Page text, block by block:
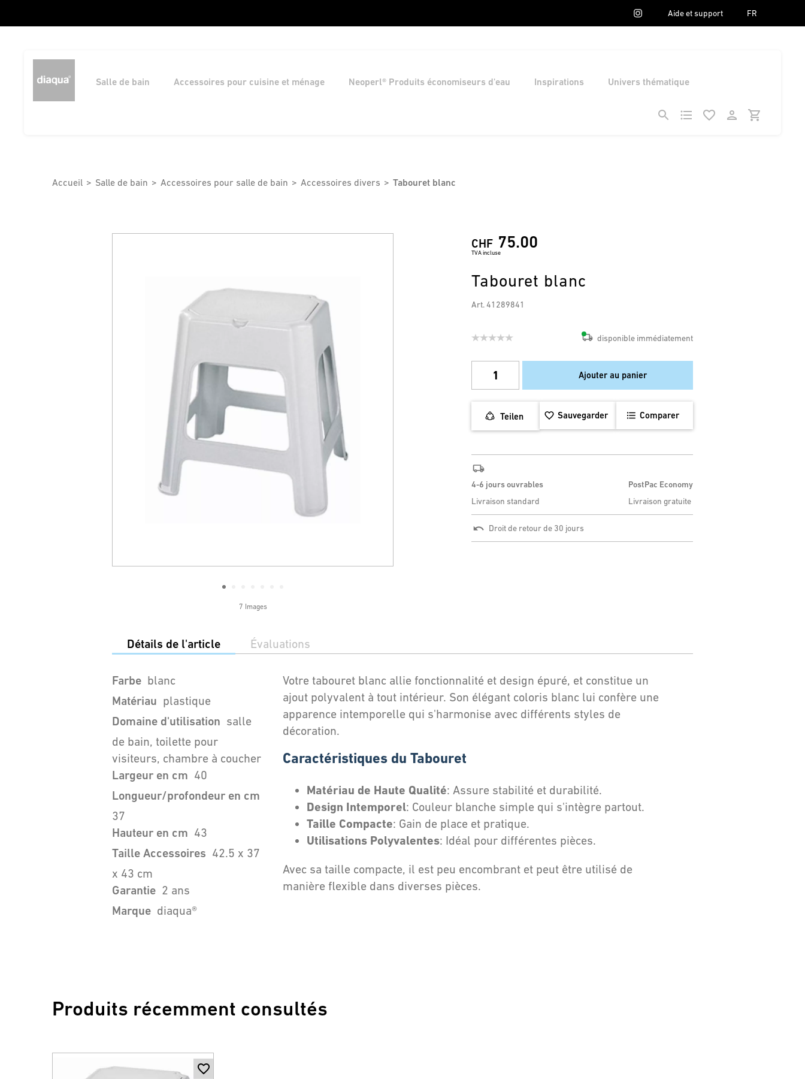
Aide et support FR
Salle de bain Accessoires pour cuisine et ménage Neoperl® Produits économiseurs d'eau Inspirations Univers thématique
Accueil Salle de bain Accessoires pour salle de bain Accessoires divers Tabouret blanc
7 Images
CHF 75.00
TVA incluse
Tabouret blanc
Art. 41289841
disponible immédiatement
Ajouter au panier
Teilen Sauvegarder Comparer
4-6 jours ouvrables
Livraison standard
PostPac Economy
Livraison gratuite
Droit de retour de 30 jours
Détails de l'article Évaluations
Farbe blanc
Matériau plastique
Domaine d'utilisation salle
de bain, toilette pour
visiteurs, chambre à coucher
Largeur en cm 40
Longueur/profondeur en cm
37
Hauteur en cm 43
Taille Accessoires 42.5 x 37
x 43 cm
Garantie 2 ans
Marque diaqua®
Votre tabouret blanc allie fonctionnalité et design épuré, et constitue un
ajout polyvalent à tout intérieur. Son élégant coloris blanc lui confère une
apparence intemporelle qui s'harmonise avec différents styles de
décoration.
Caractéristiques du Tabouret
Matériau de Haute Qualité: Assure stabilité et durabilité.
Design Intemporel: Couleur blanche simple qui s'intègre partout.
Taille Compacte: Gain de place et pratique.
Utilisations Polyvalentes: Idéal pour différentes pièces.
Avec sa taille compacte, il est peu encombrant et peut être utilisé de
manière flexible dans diverses pièces.
Produits récemment consultés